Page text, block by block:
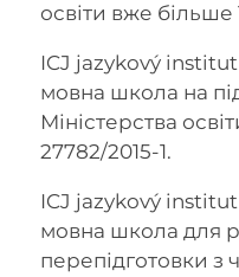
освіти вже більше
ICJ jazykový
мовна школа на
Міністерства
27782/2015-1.
ICJ jazykový
мовна школа для
перепідготовки з